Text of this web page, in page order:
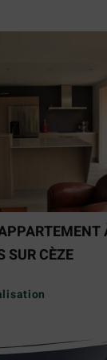
SUR CÈZE